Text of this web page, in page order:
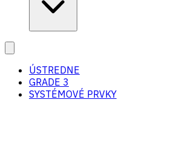
ÚSTREDNE
GRADE 3
SYSTÉMOVÉ PRVKY